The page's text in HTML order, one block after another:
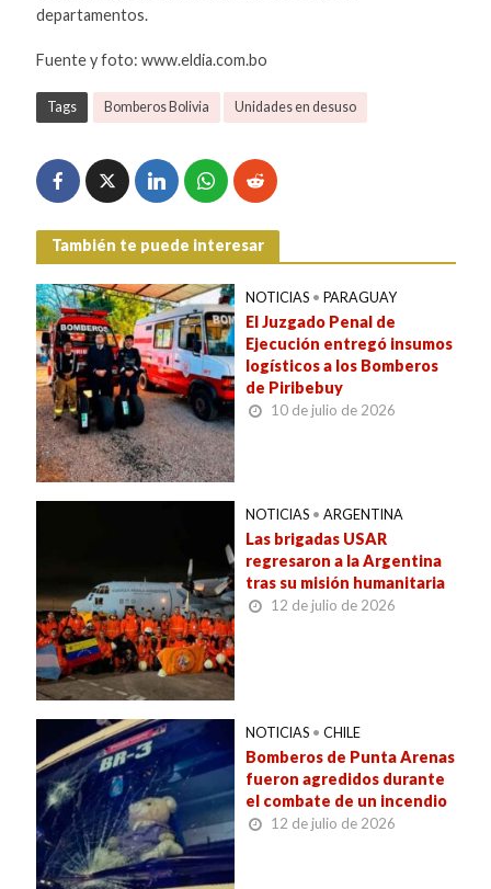
departamentos.
Fuente y foto: www.eldia.com.bo
Tags Bomberos Bolivia Unidades en desuso
También te puede interesar
NOTICIAS • PARAGUAY
El Juzgado Penal de
Ejecución entregó insumos
logísticos a los Bomberos
de Piribebuy
10 de julio de 2026
NOTICIAS • ARGENTINA
Las brigadas USAR
regresaron a la Argentina
tras su misión humanitaria
12 de julio de 2026
NOTICIAS • CHILE
Bomberos de Punta Arenas
fueron agredidos durante
el combate de un incendio
12 de julio de 2026